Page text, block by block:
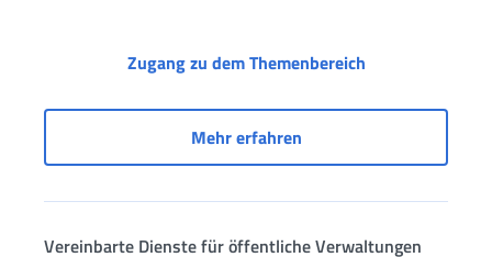
Zugang zu dem ThemenbereichVereinbarte
Mehr erfahrenVereinbarte Dienste für
Vereinbarte Dienste für öffentliche Verwaltungen